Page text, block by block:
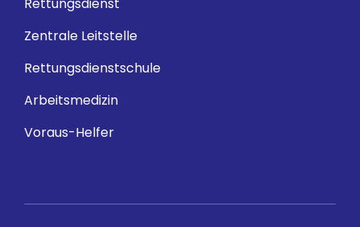
Zentrale Leitstelle
Rettungsdienstschule
Arbeitsmedizin
Voraus-Helfer